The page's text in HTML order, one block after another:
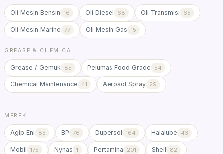
Oli Mesin Bensin 16 Oli Diesel 68 Oli Transmisi 65
Oli Mesin Marine 77 Oli Mesin Gas 15
GREASE & CHEMICAL
Grease / Gemuk 85 Pelumas Food Grade 54
Chemical Maintenance 41 Aerosol Spray 29
MEREK
Agip Eni 85 BP 76 Dupersol 164 Halalube 43
Mobil 175 Nynas 1 Pertamina 201 Shell 82